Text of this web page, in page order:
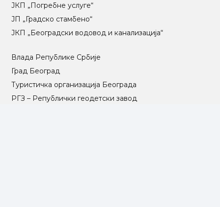
ЈКП „Погребне услуге“
ЈП „Градско стамбено“
ЈКП „Београдски водовод и канализација“
Влада Републике Србије
Град Београд
Туристичка организација Београда
РГЗ – Републички геодетски завод